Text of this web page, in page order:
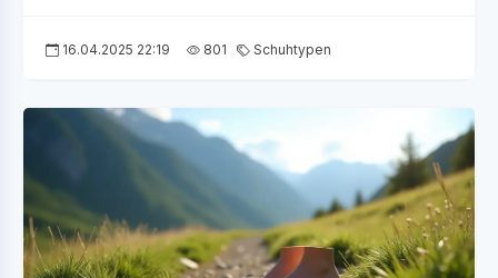
16.04.2025 22:19 801 Schuhtypen